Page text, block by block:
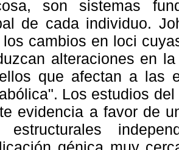
son sistemas
de cada individuo.
los cambios en loci
alteraciones en
que afectan a las
Los estudios
evidencia a favor de
estructurales